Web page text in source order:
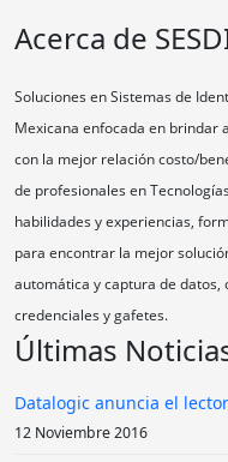
Acerca de
Soluciones en Sistemas de
Mexicana enfocada en brindar
con la mejor relación costo/
de profesionales en
habilidades y experiencias,
para encontrar la mejor
automática y captura de datos,
credenciales y gafetes.
Últimas
Datalogic anuncia el
12 Noviembre 2016